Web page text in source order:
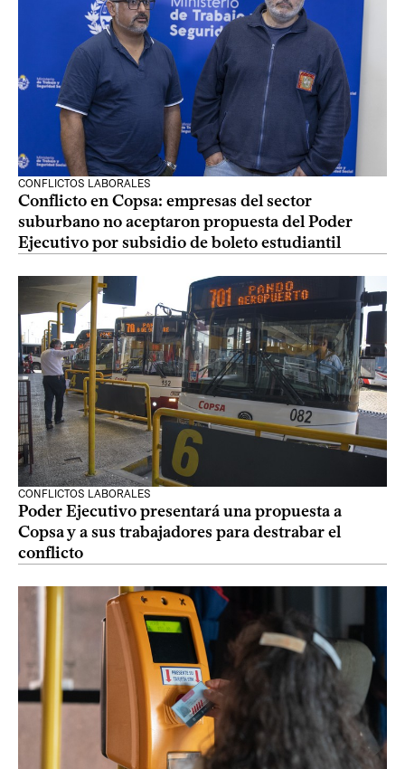
CONFLICTOS LABORALES
Conflicto en Copsa: empresas del sector
suburbano no aceptaron propuesta del Poder
Ejecutivo por subsidio de boleto estudiantil
CONFLICTOS LABORALES
Poder Ejecutivo presentará una propuesta a
Copsa y a sus trabajadores para destrabar el
conflicto